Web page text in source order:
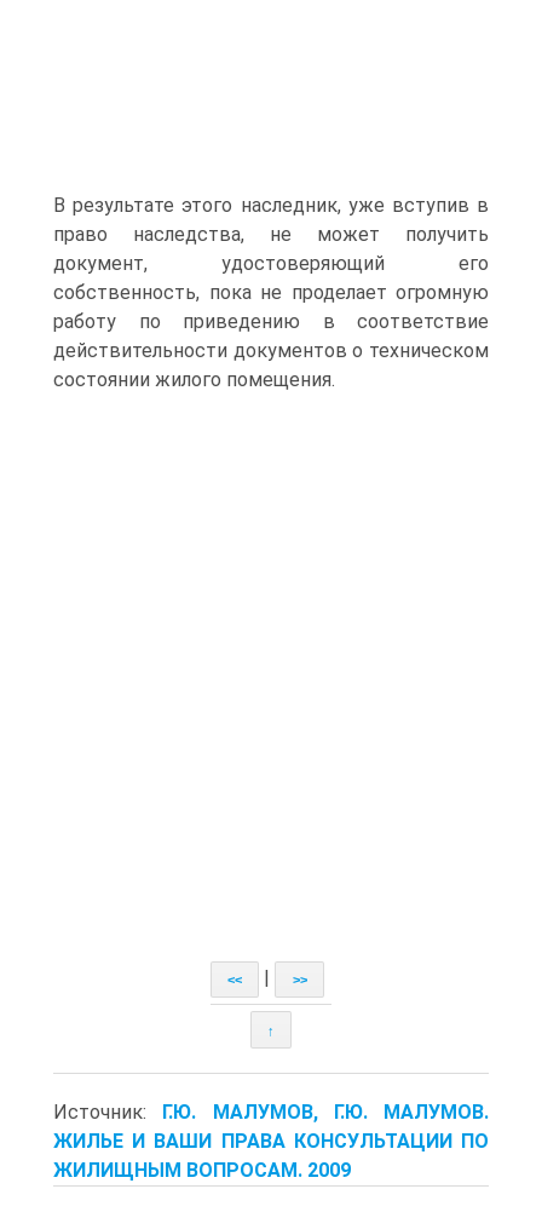
В результате этого наследник, уже вступив в
право наследства, не может получить
документ, удостоверяющий его
собственность, пока не проделает огромную
работу по приведению в соответствие
действительности документов о техническом
состоянии жилого помещения.
<< >>
↑
Источник: Г.Ю. МАЛУМОВ, Г.Ю. МАЛУМОВ.
ЖИЛЬЕ И ВАШИ ПРАВА КОНСУЛЬТАЦИИ ПО
ЖИЛИЩНЫМ ВОПРОСАМ. 2009